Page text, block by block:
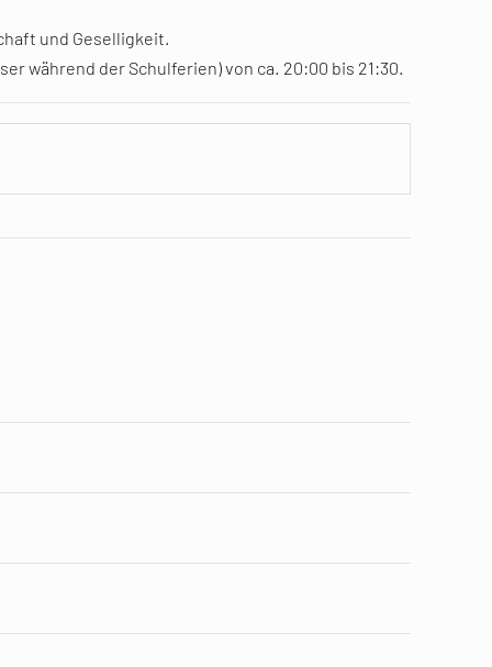
und Geselligkeit.
während der Schulferien) von ca. 20:00 bis 21:30.